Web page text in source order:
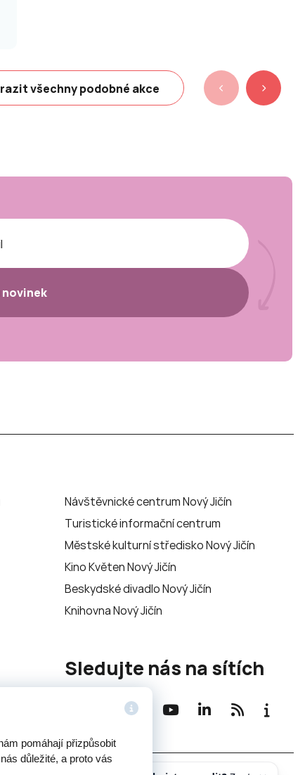
pomáhají přizpůsobit
důležité, a proto vás
všechny podobné akce
Návštěvnické centrum Nový Jičín
Turistické informační centrum
Městské kulturní středisko Nový Jičín
Kino Květen Nový Jičín
Beskydské divadlo Nový Jičín
Knihovna Nový Jičín
Sledujte nás na sítích
Potřebujete poradit?